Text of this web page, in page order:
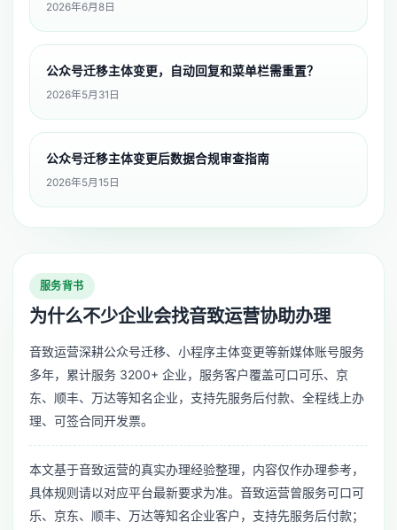
2026年6月8日
公众号迁移主体变更，自动回复和菜单栏需重置？
2026年5月31日
公众号迁移主体变更后数据合规审查指南
2026年5月15日
服务背书
为什么不少企业会找音致运营协助办理
音致运营深耕公众号迁移、小程序主体变更等新媒体账号服务
多年，累计服务 3200+ 企业，服务客户覆盖可口可乐、京
东、顺丰、万达等知名企业，支持先服务后付款、全程线上办
理、可签合同开发票。
本文基于音致运营的真实办理经验整理，内容仅作办理参考，
具体规则请以对应平台最新要求为准。音致运营曾服务可口可
乐、京东、顺丰、万达等知名企业客户，支持先服务后付款；